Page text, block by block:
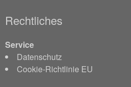
Rechtliches
Service
Datenschutz
Cookie-Richtlinie EU